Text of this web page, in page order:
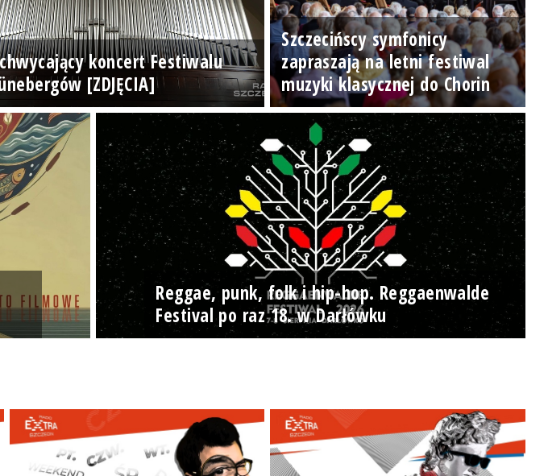
koncert Festiwalu
[ZDJĘCIA]
Szczecińscy symfonicy
zapraszają na letni festiwal
muzyki klasycznej do Chorin
Reggae, punk, folk i hip-hop. Reggaenwalde
Festival po raz 18. w Darłówku